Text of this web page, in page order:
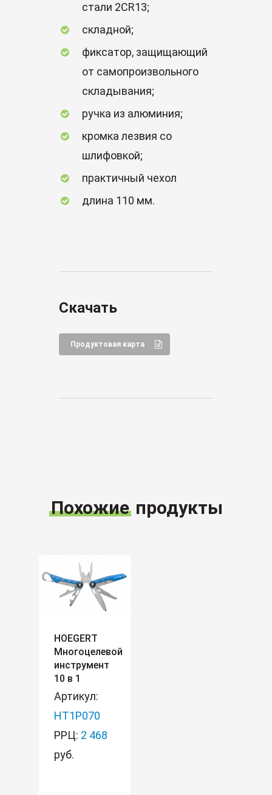
стали 2CR13;
складной;
фиксатор, защищающий
от самопроизвольного
складывания;
ручка из алюминия;
кромка лезвия со
шлифовкой;
практичный чехол
длина 110 мм.
Скачать
Продуктовая карта
Похожие продукты
HOEGERT
Многоцелевой
инструмент
10 в 1
Артикул:
HT1P070
РРЦ: 2 468
руб.